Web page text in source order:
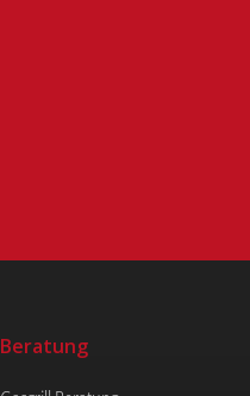
Beratung